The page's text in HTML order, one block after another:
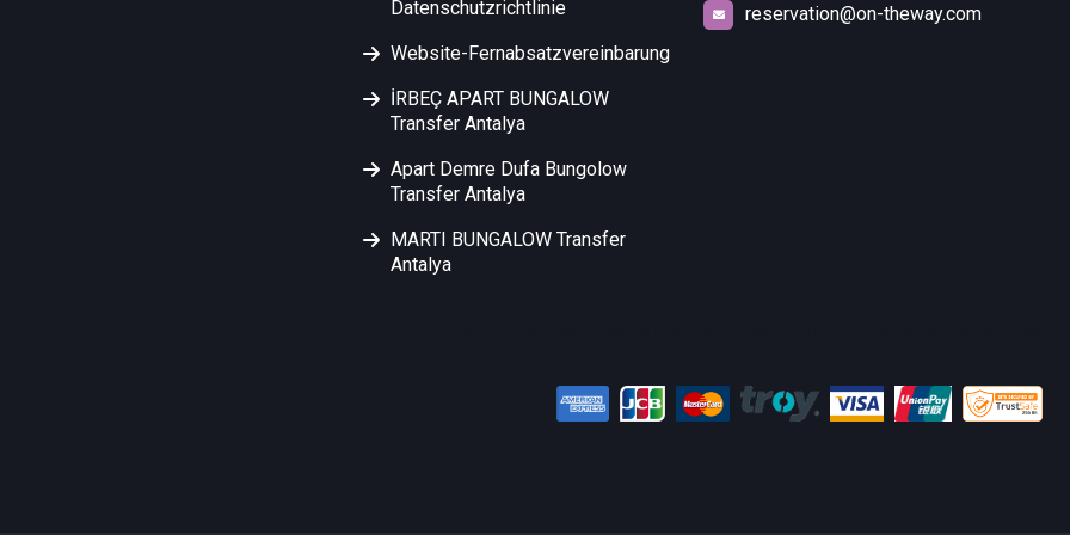
Datenschutzrichtlinie
Website-Fernabsatzvereinbarung
İRBEÇ APART BUNGALOW
Transfer Antalya
Apart Demre Dufa Bungolow
Transfer Antalya
MARTI BUNGALOW Transfer
Antalya
reservation@on-theway.com